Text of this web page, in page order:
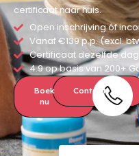
certificaat naar huis.
Open inschrijving óf
Vanaf €139 p.p. (excl.
Certificaat dezelfde
4.9 op basis van 200+
Boek
nu
Contact